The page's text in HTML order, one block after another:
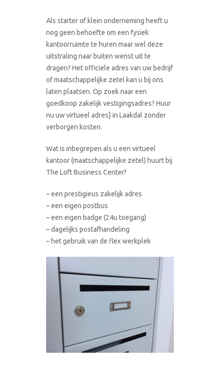
Als starter of klein onderneming heeft u
nog geen behoefte om een fysiek
kantoorruimte te huren maar wel deze
uitstraling naar buiten wenst uit te
dragen? Het officiele adres van uw bedrijf
of maatschappelijke zetel kan u bij ons
laten plaatsen. Op zoek naar een
goedkoop zakelijk vestigingsadres? Huur
nu uw virtueel adres} in Laakdal zonder
verborgen kosten.
Wat is inbegrepen als u een virtueel
kantoor (maatschappelijke zetel) huurt bij
The Loft Business Center?
– een prestigieus zakelijk adres
– een eigen postbus
– een eigen badge (24u toegang)
– dagelijks postafhandeling
– het gebruik van de flex werkplek